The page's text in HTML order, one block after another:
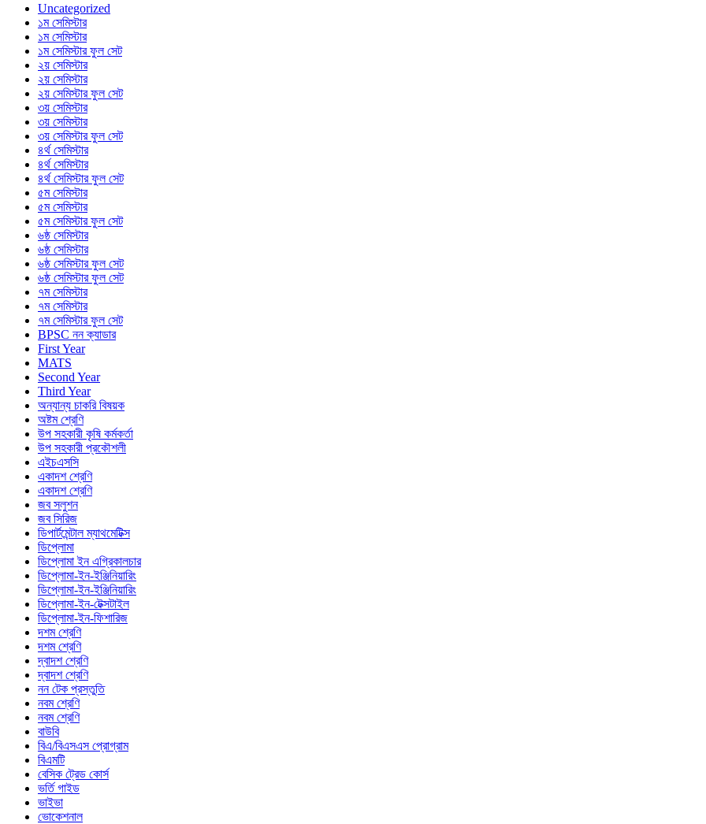
Uncategorized
১ম সেমিস্টার
১ম সেমিস্টার
১ম সেমিস্টার ফুল সেট
২য় সেমিস্টার
২য় সেমিস্টার
২য় সেমিস্টার ফুল সেট
৩য় সেমিস্টার
৩য় সেমিস্টার
৩য় সেমিস্টার ফুল সেট
৪র্থ সেমিস্টার
৪র্থ সেমিস্টার
৪র্থ সেমিস্টার ফুল সেট
৫ম সেমিস্টার
৫ম সেমিস্টার
৫ম সেমিস্টার ফুল সেট
৬ষ্ঠ সেমিস্টার
৬ষ্ঠ সেমিস্টার
৬ষ্ঠ সেমিস্টার ফুল সেট
৬ষ্ঠ সেমিস্টার ফুল সেট
৭ম সেমিস্টার
৭ম সেমিস্টার
৭ম সেমিস্টার ফুল সেট
BPSC নন ক্যাডার
First Year
MATS
Second Year
Third Year
অন্যান্য চাকরি বিষয়ক
অষ্টম শ্রেণি
উপ সহকারী কৃষি কর্মকর্তা
উপ সহকারী প্রকৌশলী
এইচএসসি
একাদশ শ্রেণি
একাদশ শ্রেণি
জব সলুশন
জব সিরিজ
ডিপার্টমেন্টাল ম্যাথমেটিক্স
ডিপ্লোমা
ডিপ্লোমা ইন এগ্রিকালচার
ডিপ্লোমা-ইন-ইঞ্জিনিয়ারিং
ডিপ্লোমা-ইন-ইঞ্জিনিয়ারিং
ডিপ্লোমা-ইন-টেক্সটাইল
ডিপ্লোমা-ইন-ফিশারিজ
দশম শ্রেণি
দশম শ্রেণি
দ্বাদশ শ্রেণি
দ্বাদশ শ্রেণি
নন টেক প্রস্তুতি
নবম শ্রেণি
নবম শ্রেণি
বাউবি
বিএ/বিএসএস প্রোগ্রাম
বিএমটি
বেসিক ট্রেড কোর্স
ভর্তি গাইড
ভাইভা
ভোকেশনাল